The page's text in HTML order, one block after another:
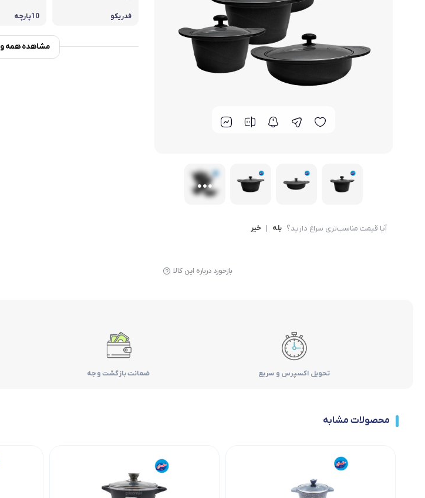
گوشتکوب برقی لوازم خانگی مکمل سبد آشپزخانه
ترازوی آشپزخانه و شخصی
لوازم جانبی
تابه وک
آیا قیمت مناسب‌تری سراغ دارید؟ بله | خیر
بازخورد درباره این کالا
فدریکو 10پارچه
مشاهده همه
تحویل اکسپرس و سریع ضمانت بازگشت وجه
محصولات مشابه